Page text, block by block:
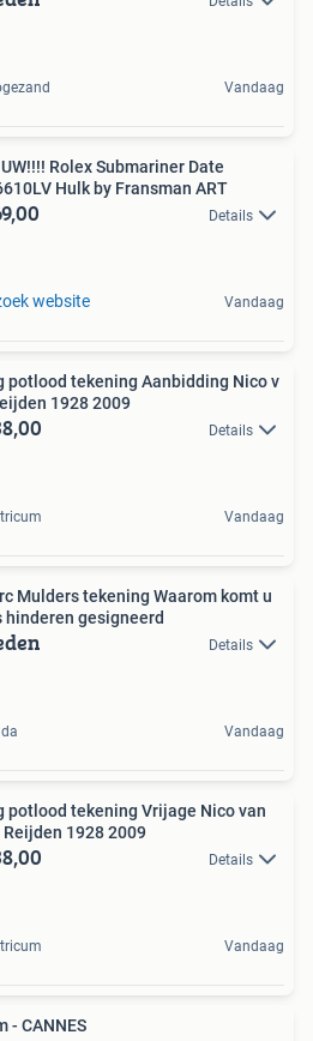
Vandaag
Rolex Submariner Date
Hulk by Fransman ART
Details
website Vandaag
potlood tekening Aanbidding Nico v
1928 2009
Details
Vandaag
Mulders tekening Waarom komt u
hinderen gesigneerd
Details
Vandaag
potlood tekening Vrijage Nico van
Reijden 1928 2009
Details
Vandaag
- CANNES